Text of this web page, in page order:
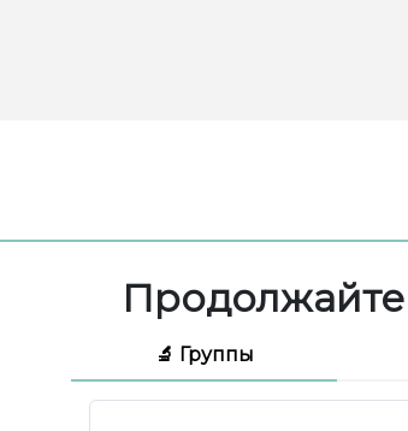
🔬 Группы